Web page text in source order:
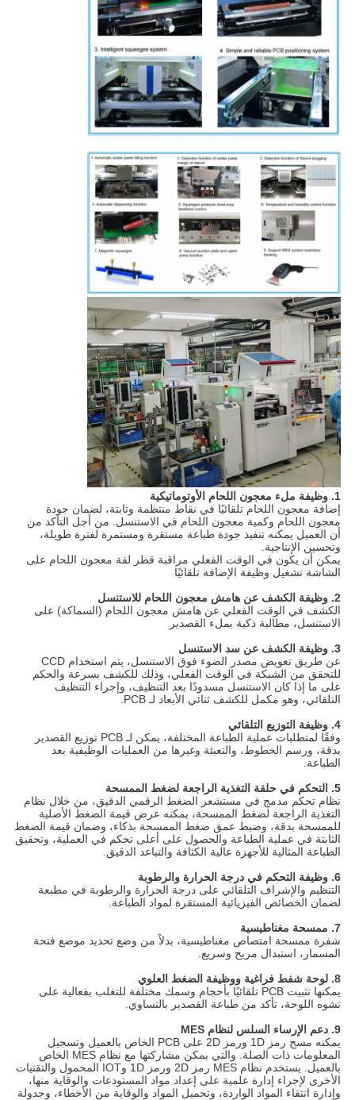
1. وظيفة ملء معجون اللحام الأوتوماتيكية
إضافة معجون اللحام تلقائيًا في نقاط منتظمة وثابتة، لضمان جودة
معجون اللحام وكمية معجون اللحام في الاستنسل. من أجل التأكد من
أن العميل يمكنه تنفيذ جودة طباعة مستقرة ومستمرة لفترة طويلة،
وتحسين الإنتاجية.
يمكن أن يكون في الوقت الفعلي مراقبة قطر لفة معجون اللحام على
الشاشة تشغيل وظيفة الإضافة تلقائيًا
2. وظيفة الكشف عن هامش معجون اللحام للاستنسل
الكشف في الوقت الفعلي عن هامش معجون اللحام (السماكة) على
الاستنسل، مطالبة ذكية بملء القصدير
3. وظيفة الكشف عن سد الاستنسل
عن طريق تعويض مصدر الضوء فوق الاستنسل، يتم استخدام CCD
للتحقق من الشبكة في الوقت الفعلي، وذلك للكشف بسرعة والحكم
على ما إذا كان الاستنسل مسدودًا بعد التنظيف، وإجراء التنظيف
التلقائي، وهو مكمل للكشف ثنائي الأبعاد لـ PCB.
4. وظيفة التوزيع التلقائي
وفقًا لمتطلبات عملية الطباعة المختلفة، يمكن لـ PCB توزيع القصدير
بدقة، ورسم الخطوط، والتعبئة وغيرها من العمليات الوظيفية بعد
الطباعة.
5. التحكم في حلقة التغذية الراجعة لضغط الممسحة
نظام تحكم مدمج في مستشعر الضغط الرقمي الدقيق، من خلال نظام
التغذية الراجعة لضغط الممسحة، يمكنه عرض قيمة الضغط الأصلية
للممسحة بدقة، وضبط عمق ضغط الممسحة بذكاء، وضمان قيمة الضغط
الثابتة في عملية الطباعة والحصول على أعلى تحكم في العملية، وتحقيق
الطباعة المثالية للأجهزة عالية الكثافة والتباعد الدقيق.
6. وظيفة التحكم في درجة الحرارة والرطوبة
التنظيم والإشراف التلقائي على درجة الحرارة والرطوبة في مطبعة
لضمان الخصائص الفيزيائية المستقرة لمواد الطباعة.
7. ممسحة مغناطيسية
شفرة ممسحة امتصاص مغناطيسية، بدلاً من وضع تحديد موضع فتحة
المسمار، استبدال مريح وسريع.
8. لوحة شفط فراغية ووظيفة الضغط العلوي
يمكنها تثبيت PCB تلقائيًا بأحجام وسمك مختلفة للتغلب بفعالية على
تشوه اللوحة، تأكد من طباعة القصدير بالتساوي.
9. دعم الإرساء السلس لنظام MES
يمكنه مسح رمز 1D ورمز 2D على PCB الخاص بالعميل وتسجيل
المعلومات ذات الصلة. والتي يمكن مشاركتها مع نظام MES الخاص
بالعميل. يستخدم نظام MES رمز 2D ورمز 1D وIOT المحمول والتقنيات
الأخرى لإجراء إدارة علمية على إعداد مواد المستودعات والوقاية منها،
وإدارة انتقاء المواد الواردة، وتحميل المواد والوقاية من الأخطاء، وجدولة